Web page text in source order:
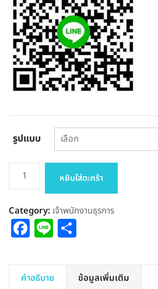
รูปแบบ
จำนวน
เจ้า
พนักงาน
งาน
หยิบใส่ตะกร้า
Category: เจ้าพนักงานธุรการ
Facebook
Line
คำอธิบาย ข้อมูลเพิ่มเติม